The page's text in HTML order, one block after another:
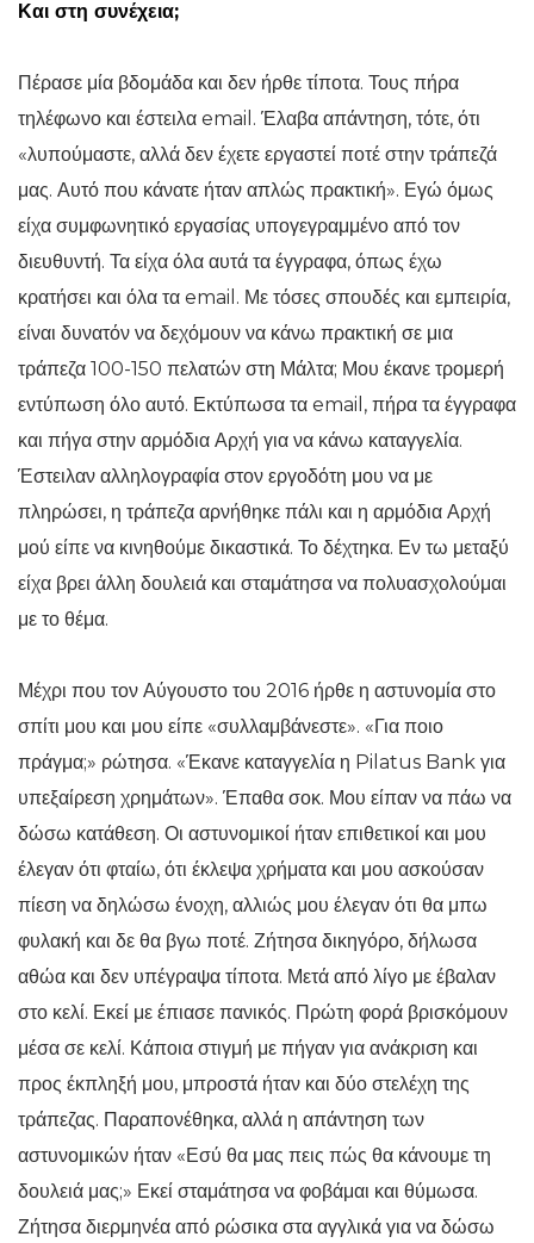
Και στη συνέχεια;
Πέρασε μία βδομάδα και δεν ήρθε τίποτα. Τους πήρα
τηλέφωνο και έστειλα email. Έλαβα απάντηση, τότε, ότι
«λυπούμαστε, αλλά δεν έχετε εργαστεί ποτέ στην τράπεζά
μας. Αυτό που κάνατε ήταν απλώς πρακτική». Εγώ όμως
είχα συμφωνητικό εργασίας υπογεγραμμένο από τον
διευθυντή. Τα είχα όλα αυτά τα έγγραφα, όπως έχω
κρατήσει και όλα τα email. Με τόσες σπουδές και εμπειρία,
είναι δυνατόν να δεχόμουν να κάνω πρακτική σε μια
τράπεζα 100-150 πελατών στη Μάλτα; Μου έκανε τρομερή
εντύπωση όλο αυτό. Εκτύπωσα τα email, πήρα τα έγγραφα
και πήγα στην αρμόδια Αρχή για να κάνω καταγγελία.
Έστειλαν αλληλογραφία στον εργοδότη μου να με
πληρώσει, η τράπεζα αρνήθηκε πάλι και η αρμόδια Αρχή
μού είπε να κινηθούμε δικαστικά. Το δέχτηκα. Εν τω μεταξύ
είχα βρει άλλη δουλειά και σταμάτησα να πολυασχολούμαι
με το θέμα.
Μέχρι που τον Αύγουστο του 2016 ήρθε η αστυνομία στο
σπίτι μου και μου είπε «συλλαμβάνεστε». «Για ποιο
πράγμα;» ρώτησα. «Έκανε καταγγελία η Pilatus Bank για
υπεξαίρεση χρημάτων». Έπαθα σοκ. Μου είπαν να πάω να
δώσω κατάθεση. Οι αστυνομικοί ήταν επιθετικοί και μου
έλεγαν ότι φταίω, ότι έκλεψα χρήματα και μου ασκούσαν
πίεση να δηλώσω ένοχη, αλλιώς μου έλεγαν ότι θα μπω
φυλακή και δε θα βγω ποτέ. Ζήτησα δικηγόρο, δήλωσα
αθώα και δεν υπέγραψα τίποτα. Μετά από λίγο με έβαλαν
στο κελί. Εκεί με έπιασε πανικός. Πρώτη φορά βρισκόμουν
μέσα σε κελί. Κάποια στιγμή με πήγαν για ανάκριση και
προς έκπληξή μου, μπροστά ήταν και δύο στελέχη της
τράπεζας. Παραπονέθηκα, αλλά η απάντηση των
αστυνομικών ήταν «Εσύ θα μας πεις πώς θα κάνουμε τη
δουλειά μας;» Εκεί σταμάτησα να φοβάμαι και θύμωσα.
Ζήτησα διερμηνέα από ρώσικα στα αγγλικά για να δώσω